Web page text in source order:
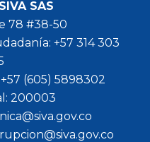
SAS
78 #38-50
+57 314 303
(605) 5898302
200003